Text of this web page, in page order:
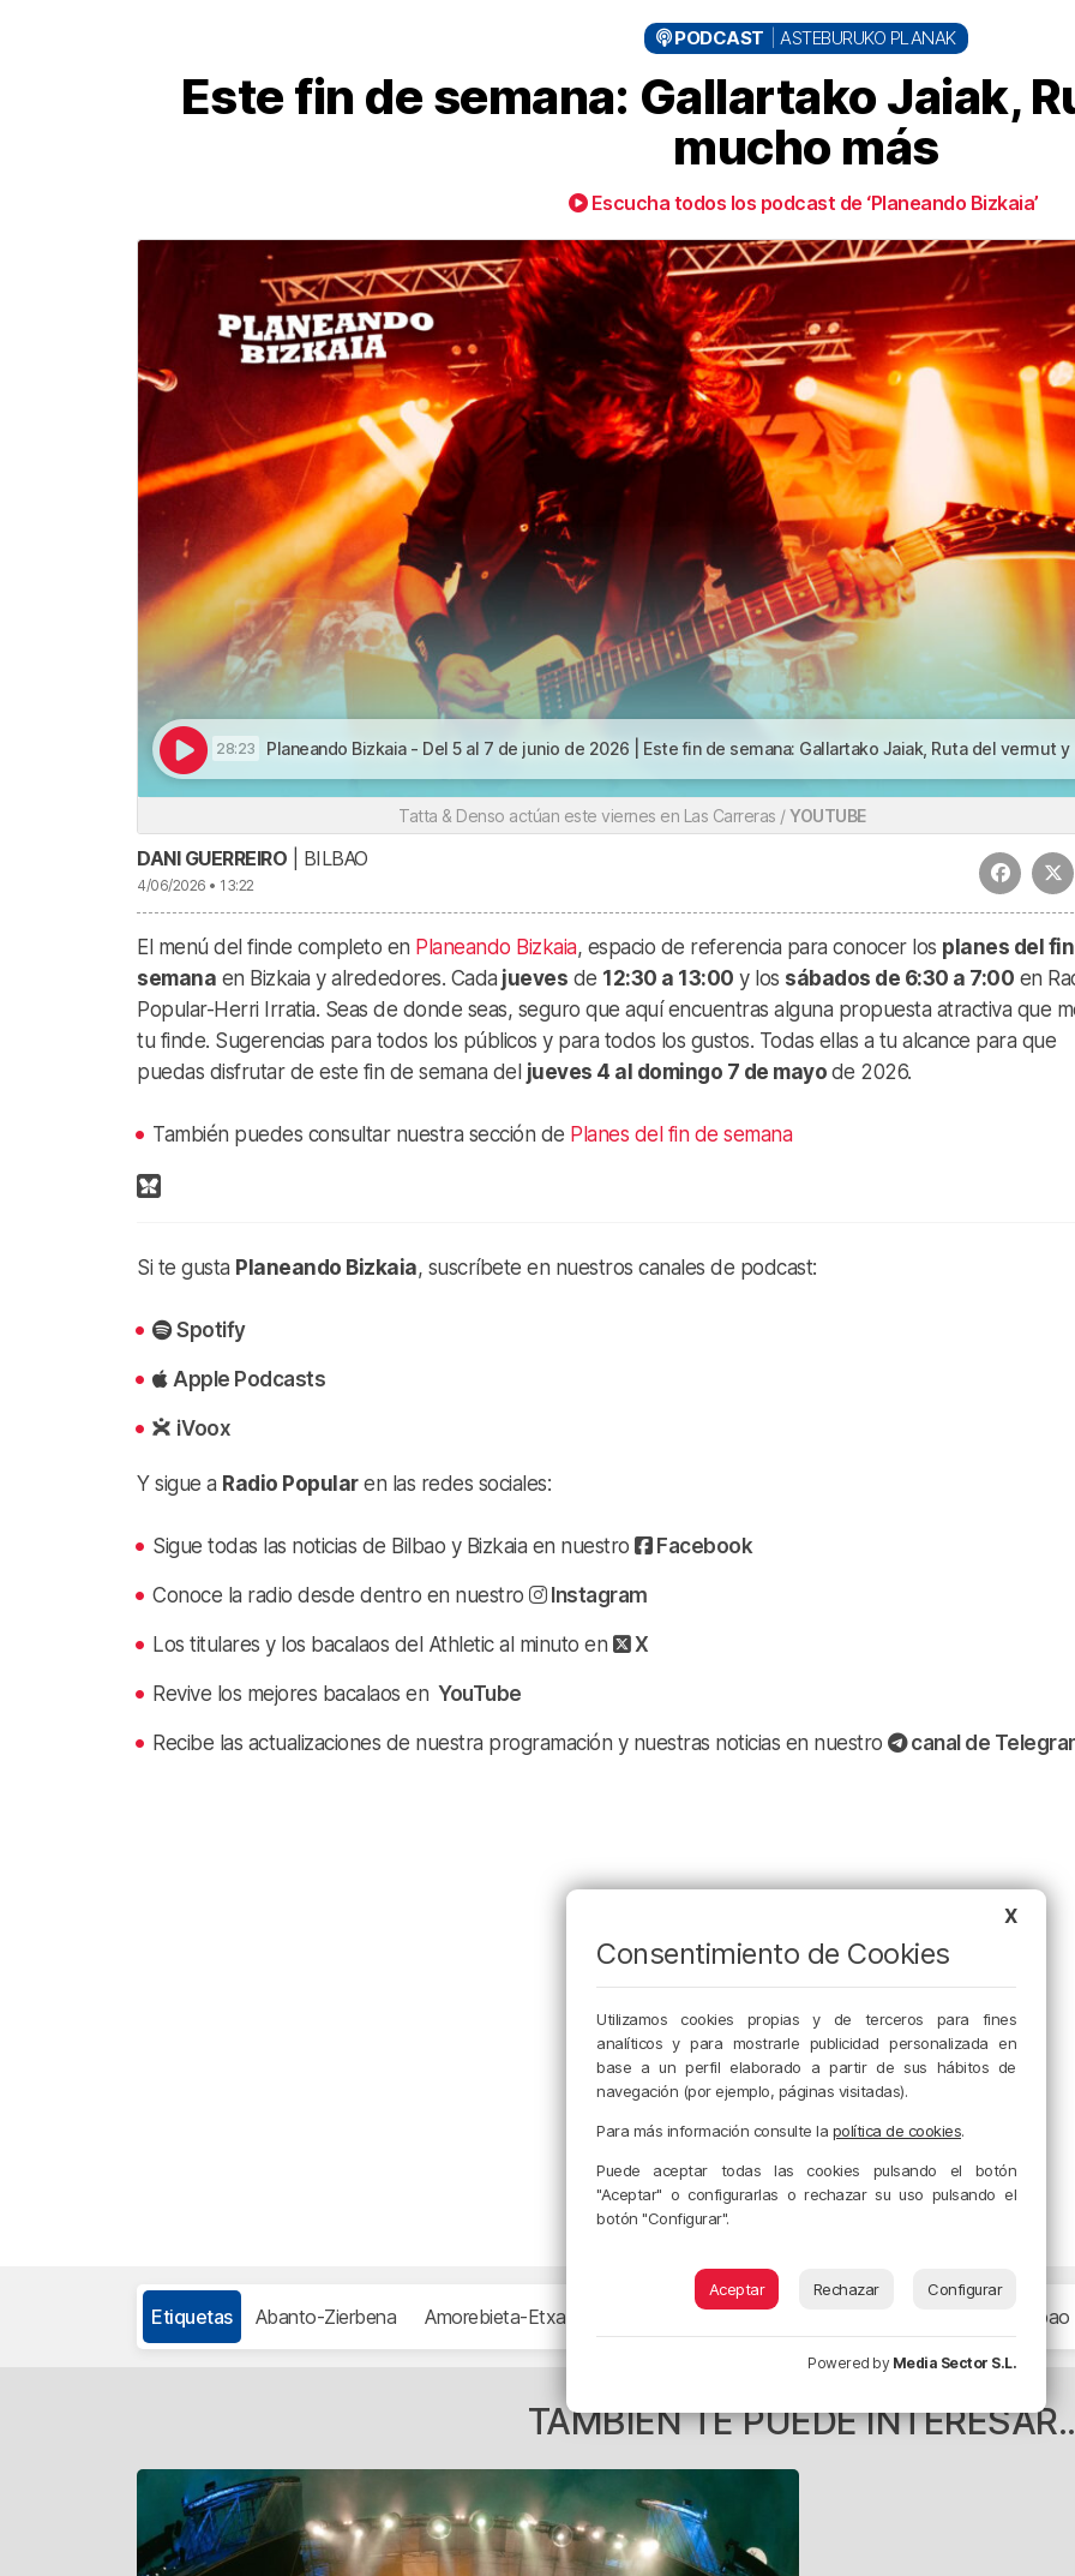
PODCAST ASTEBURUKO PLANAK
Este fin de semana: Gallartako Jaiak,
mucho más
Escucha todos los podcast de ‘Planeando Bizkaia’
28:23 Planeando Bizkaia - Del 5 al 7 de junio de 2026 | Este fin de semana: Gallartako Jaiak, Ruta del vermut y mucho
Tatta & Denso actúan este viernes en Las Carreras /YOUTUBE
DANI GUERREIRO | BILBAO
4/06/2026 • 13:22
El menú del finde completo en Planeando Bizkaia, espacio de referencia para conocer los planes del
semana en Bizkaia y alrededores. Cada jueves de 12:30 a 13:00 y los sábados de 6:30 a 7:00 en
Popular-Herri Irratia. Seas de donde seas, seguro que aquí encuentras alguna propuesta atractiva que
tu finde. Sugerencias para todos los públicos y para todos los gustos. Todas ellas a tu alcance para que
puedas disfrutar de este fin de semana del jueves 4 al domingo 7 de mayo de 2026.
También puedes consultar nuestra sección de Planes del fin de semana
Si te gusta Planeando Bizkaia, suscríbete en nuestros canales de podcast:
Spotify
Apple Podcasts
iVoox
Y sigue a Radio Popularen las redes sociales:
Sigue todas las noticias de Bilbao y Bizkaia en nuestro Facebook
Conoce la radio desde dentro en nuestro Instagram
Los titulares y los bacalaos del Athletic al minuto en X
Revive los mejores bacalaos en YouTube
Recibe las actualizaciones de nuestra programación y nuestras noticias en nuestro canal de
Etiquetas Abanto-Zierbena Amorebieta-Etxano Amoreszena Arrain Azoka BEC
TAMBIÉN TE PUEDE
X
Consentimiento de Cookies
Utilizamos cookies propias y de terceros para fines
analíticos y para mostrarle publicidad personalizada en
base a un perfil elaborado a partir de sus hábitos de
navegación (por ejemplo, páginas visitadas).
Para más información consulte la política de cookies.
Puede aceptar todas las cookies pulsando el botón
"Aceptar" o configurarlas o rechazar su uso pulsando el
botón "Configurar".
Aceptar Rechazar Configurar
Powered by Media Sector S.L.